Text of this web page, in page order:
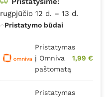
rugpjūčio 12 d. – 13 d.
Pristatymo būdai
Pristatymas
į Omniva
paštomatą
1,99 €
Pristatymas